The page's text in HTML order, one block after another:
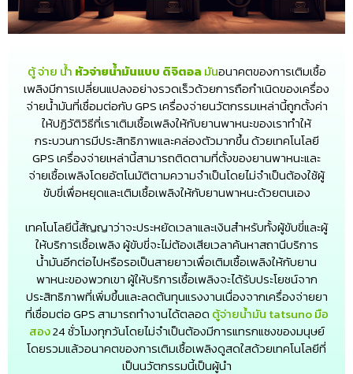
ตู้ จ่าย น้ํา หัวจ่ายน้ำมันแบบ ดิจิตอล มันอนาคตของการเติมเชื้อ
เพลิงมีการเปลี่ยนแปลงอย่างรวดเร็วด้วยการถือกำเนิดของเครื่อง
จ่ายน้ำมันที่เชื่อมต่อกับ GPS เครื่องจ่ายนวัตกรรมเหล่านี้ถูกตั้งค่า
ให้ปฏิวัติวิธีที่เราเติมเชื้อเพลิงให้กับยานพาหนะของเราทำให้
กระบวนการมีประสิทธิภาพและคล่องตัวมากขึ้น ด้วยเทคโนโลยี
GPS เครื่องจ่ายเหล่านี้สามารถติดตามที่ตั้งของยานพาหนะและ
จ่ายเชื้อเพลิงโดยอัตโนมัติตามความจำเป็นโดยไม่จำเป็นต้องใช้ผู้
ขับขี่เพื่อหยุดและเติมเชื้อเพลิงให้กับยานพาหนะด้วยตนเอง
เทคโนโลยีนี้สัญญาว่าจะประหยัดเวลาและเงินสำหรับทั้งผู้ขับขี่และผู้
ให้บริการเชื้อเพลิง ผู้ขับขี่จะไม่ต้องเสียเวลาค้นหาสถานีบริการ
น้ำมันอีกต่อไปหรือรอเป็นสายยาวเพื่อเติมเชื้อเพลิงให้กับยาน
พาหนะของพวกเขา ผู้ให้บริการเชื้อเพลิงจะได้รับประโยชน์จาก
ประสิทธิภาพที่เพิ่มขึ้นและลดต้นทุนแรงงานเนื่องจากเครื่องจ่ายยา
ที่เชื่อมต่อ GPS สามารถทำงานได้ตลอด ตู้จ่ายน้ำมัน tatsuno มือ
สอง24 ชั่วโมงทุกวันโดยไม่จำเป็นต้องมีการแทรกแซงของมนุษย์
โดยรวมแล้วอนาคตของการเติมเชื้อเพลิงดูสดใสด้วยเทคโนโลยีที่
เป็นนวัตกรรมนี้เป็นผู้นำ